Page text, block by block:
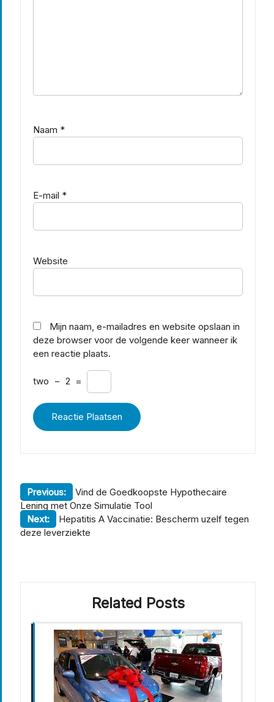
Naam *
E-mail *
Website
Mijn naam, e-mailadres en website opslaan in
deze browser voor de volgende keer wanneer ik
een reactie plaats.
two − 2 =
Berichtnavigatie
Previous:
Vind de Goedkoopste Hypothecaire
Lening met Onze Simulatie Tool
Next:
Hepatitis A Vaccinatie: Bescherm uzelf tegen
deze leverziekte
Related Posts